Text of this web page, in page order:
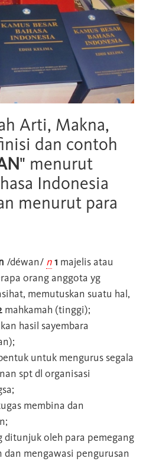
Arti, Makna,
dan contoh
" menurut
Indonesia
menurut para
/déwan/ n1 majelis atau
orang anggota yg
memutuskan suatu hal,
mahkamah (tinggi);
hasil sayembara
untuk mengurus segala
spt dl organisasi
membina dan
ditunjuk oleh para pemegang
mengawasi pengurusan